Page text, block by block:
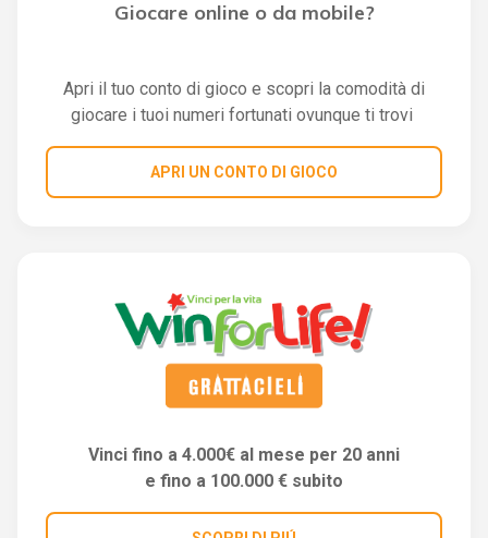
Giocare online o da mobile?
Apri il tuo conto di gioco e scopri la comodità di
giocare i tuoi numeri fortunati ovunque ti trovi
APRI UN CONTO DI GIOCO
Vinci fino a 4.000€ al mese per 20 anni
e fino a 100.000 € subito